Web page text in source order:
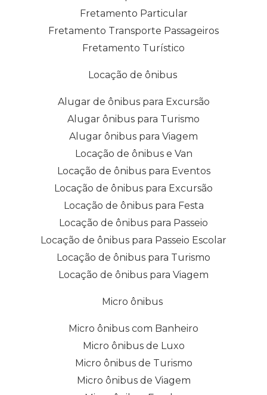
Fretamento Particular
Fretamento Transporte Passageiros
Fretamento Turístico
Locação de ônibus
Alugar de ônibus para Excursão
Alugar ônibus para Turismo
Alugar ônibus para Viagem
Locação de ônibus e Van
Locação de ônibus para Eventos
Locação de ônibus para Excursão
Locação de ônibus para Festa
Locação de ônibus para Passeio
Locação de ônibus para Passeio Escolar
Locação de ônibus para Turismo
Locação de ônibus para Viagem
Micro ônibus
Micro ônibus com Banheiro
Micro ônibus de Luxo
Micro ônibus de Turismo
Micro ônibus de Viagem